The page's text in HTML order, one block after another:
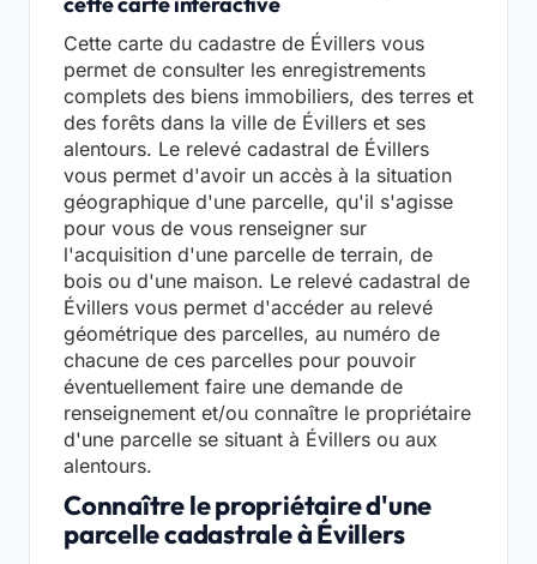
Cette carte du cadastre de Évillers vous
permet de consulter les enregistrements
complets des biens immobiliers, des terres et
des forêts dans la ville de Évillers et ses
alentours. Le relevé cadastral de Évillers
vous permet d'avoir un accès à la situation
géographique d'une parcelle, qu'il s'agisse
pour vous de vous renseigner sur
l'acquisition d'une parcelle de terrain, de
bois ou d'une maison. Le relevé cadastral de
Évillers vous permet d'accéder au relevé
géométrique des parcelles, au numéro de
chacune de ces parcelles pour pouvoir
éventuellement faire une demande de
renseignement et/ou connaître le propriétaire
d'une parcelle se situant à Évillers ou aux
alentours.
Connaître le propriétaire d'une
parcelle cadastrale à Évillers